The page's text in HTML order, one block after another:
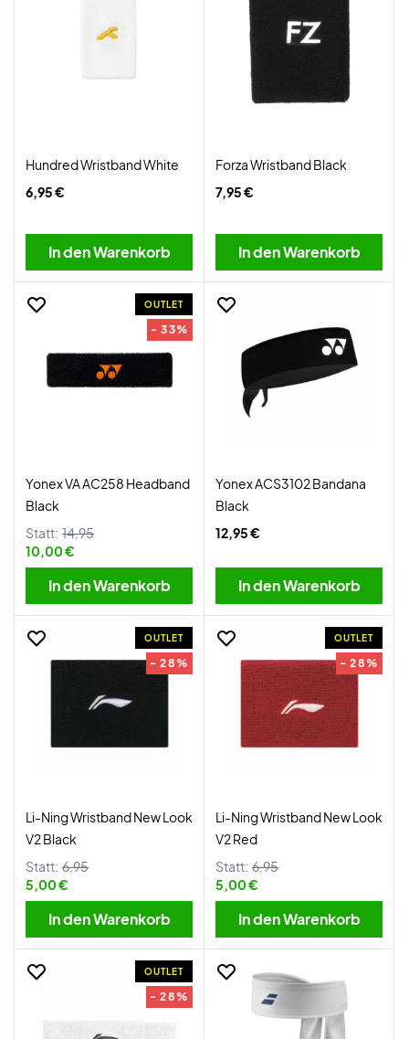
Hundred Wristband White
6,95 €
In den Warenkorb
Forza Wristband Black
7,95 €
In den Warenkorb
OUTLET
- 33%
Yonex VA AC258 Headband
Black
Statt: 14,95
10,00 €
In den Warenkorb
Yonex ACS3102 Bandana
Black
12,95 €
In den Warenkorb
OUTLET
- 28%
Li-Ning Wristband New Look
V2 Black
Statt: 6,95
5,00 €
In den Warenkorb
OUTLET
- 28%
Li-Ning Wristband New Look
V2 Red
Statt: 6,95
5,00 €
In den Warenkorb
OUTLET
- 28%